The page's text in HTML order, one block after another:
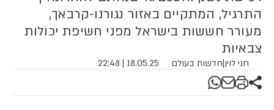
התרגיל, המתקיים באזור נגורנו-קרבאך,
מעורר חששות בישראל מפני חשיפת יכולות
צבאיות
חני לוין|חדשות בעולם 18.05.25 | 22:48